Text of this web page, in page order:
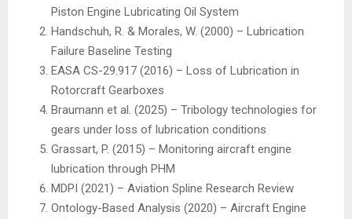
Piston Engine Lubricating Oil System
Handschuh, R. & Morales, W. (2000) – Lubrication
Failure Baseline Testing
EASA CS-29.917 (2016) – Loss of Lubrication in
Rotorcraft Gearboxes
Braumann et al. (2025) – Tribology technologies for
gears under loss of lubrication conditions
Grassart, P. (2015) – Monitoring aircraft engine
lubrication through PHM
MDPI (2021) – Aviation Spline Research Review
Ontology-Based Analysis (2020) – Aircraft Engine